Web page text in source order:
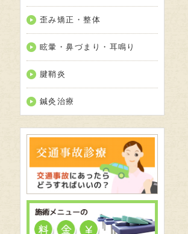
歪み矯正・整体
眩暈・鼻づまり・耳鳴り
腱鞘炎
鍼灸治療